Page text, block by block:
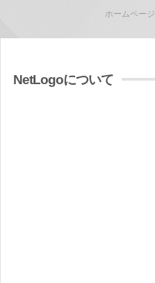
ホームページ
NetLogoについて